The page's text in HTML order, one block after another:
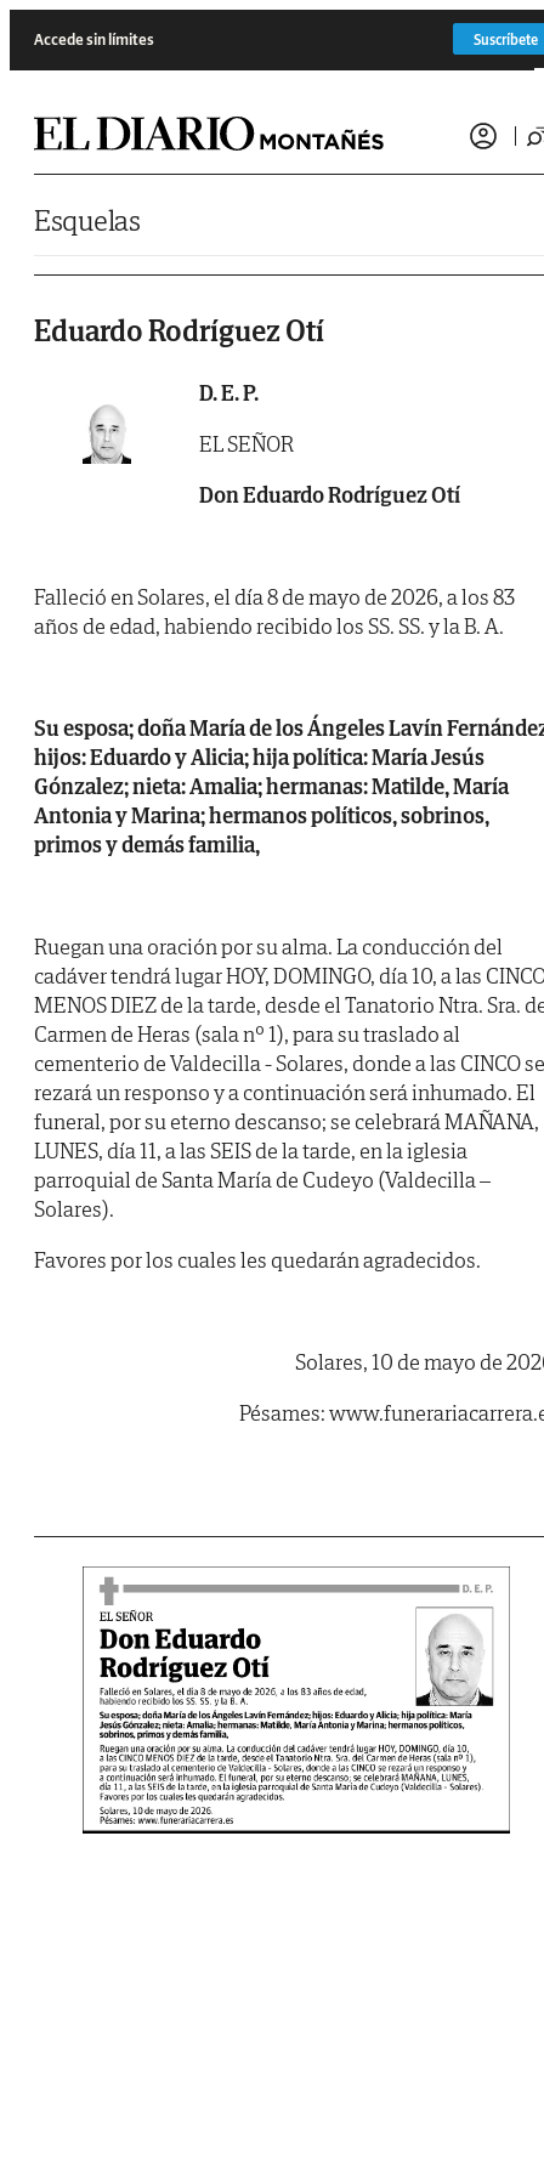
Accede sin límites Suscríbete
Esquelas
Eduardo Rodríguez Otí
D. E. P.
EL SEÑOR
Don Eduardo Rodríguez Otí
Falleció en Solares, el día 8 de mayo de 2026, a los 83
años de edad, habiendo recibido los SS. SS. y la B. A.
Su esposa; doña María de los Ángeles Lavín
hijos: Eduardo y Alicia; hija política: María Jesús
Gónzalez; nieta: Amalia; hermanas: Matilde, María
Antonia y Marina; hermanos políticos, sobrinos,
primos y demás familia,
Ruegan una oración por su alma. La conducción del
cadáver tendrá lugar HOY, DOMINGO, día 10, a las
MENOS DIEZ de la tarde, desde el Tanatorio Ntra. Sra.
Carmen de Heras (sala nº 1), para su traslado al
cementerio de Valdecilla - Solares, donde a las CINCO se
rezará un responso y a continuación será inhumado. El
funeral, por su eterno descanso; se celebrará MAÑANA,
LUNES, día 11, a las SEIS de la tarde, en la iglesia
parroquial de Santa María de Cudeyo (Valdecilla –
Solares).
Favores por los cuales les quedarán agradecidos.
Solares, 10 de mayo de
Pésames: